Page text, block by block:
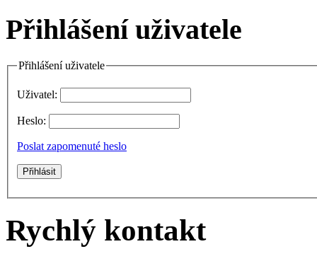
Přihlášení uživatele
Přihlášení uživatele
Uživatel:
Heslo:
Poslat zapomenuté heslo
Rychlý kontakt